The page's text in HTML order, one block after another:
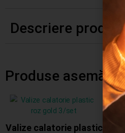
Descriere produs
Produse
Valize calatorie plastic